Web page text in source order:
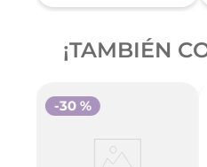
¡TAMBIÉN
-30 %